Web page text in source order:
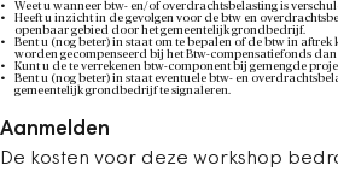
Weet u wanneer btw- en/of overdrachtsbelasting is
Heeft u inzicht in de gevolgen voor de btw en
openbaar gebied door het gemeentelijk grondbedrijf.
Bent u (nog beter) in staat om te bepalen of de btw in
worden gecompenseerd bij het Btw-compensatiefonds
Kunt u de te verrekenen btw-component bij gemengde
Bent u (nog beter) in staat eventuele btw- en
gemeentelijk grondbedrijf te signaleren.
Aanmelden
De kosten voor deze workshop